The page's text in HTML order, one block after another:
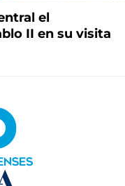
el
II en su visita